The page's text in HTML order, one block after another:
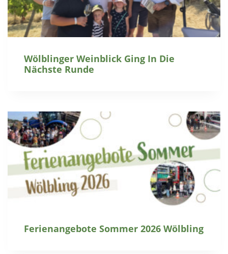
Wölblinger Weinblick Ging In Die
Nächste Runde
Ferienangebote Sommer 2026 Wölbling